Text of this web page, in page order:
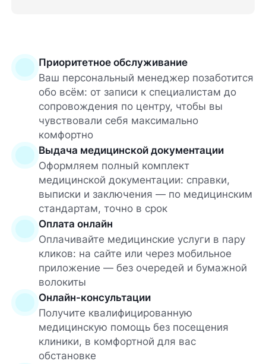
Приоритетное обслуживание
Ваш персональный менеджер позаботится
обо всём: от записи к специалистам до
сопровождения по центру, чтобы вы
чувствовали себя максимально
комфортно
Выдача медицинской документации
Оформляем полный комплект
медицинской документации: справки,
выписки и заключения — по медицинским
стандартам, точно в срок
Оплата онлайн
Оплачивайте медицинские услуги в пару
кликов: на сайте или через мобильное
приложение — без очередей и бумажной
волокиты
Онлайн-консультации
Получите квалифицированную
медицинскую помощь без посещения
клиники, в комфортной для вас
обстановке